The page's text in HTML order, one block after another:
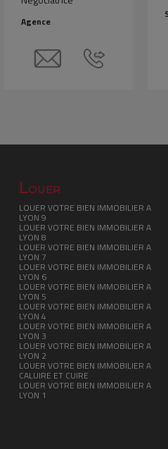
Agence
Louer
LOUER VOTRE BIEN IMMOBILIER A
LYON 9
LOUER VOTRE BIEN IMMOBILIER A
LYON 8
LOUER VOTRE BIEN IMMOBILIER A
LYON 7
LOUER VOTRE BIEN IMMOBILIER A
LYON 6
LOUER VOTRE BIEN IMMOBILIER A
LYON 5
LOUER VOTRE BIEN IMMOBILIER A
LYON 4
LOUER VOTRE BIEN IMMOBILIER A
LYON 3
LOUER VOTRE BIEN IMMOBILIER A
LYON 2
LOUER VOTRE BIEN IMMOBILIER A
CALUIRE ET CUIRE
LOUER VOTRE BIEN IMMOBILIER A
LYON 1